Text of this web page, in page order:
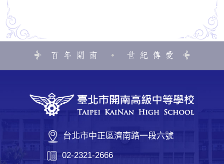
台北市中正區濟南路一段六號
02-2321-2666